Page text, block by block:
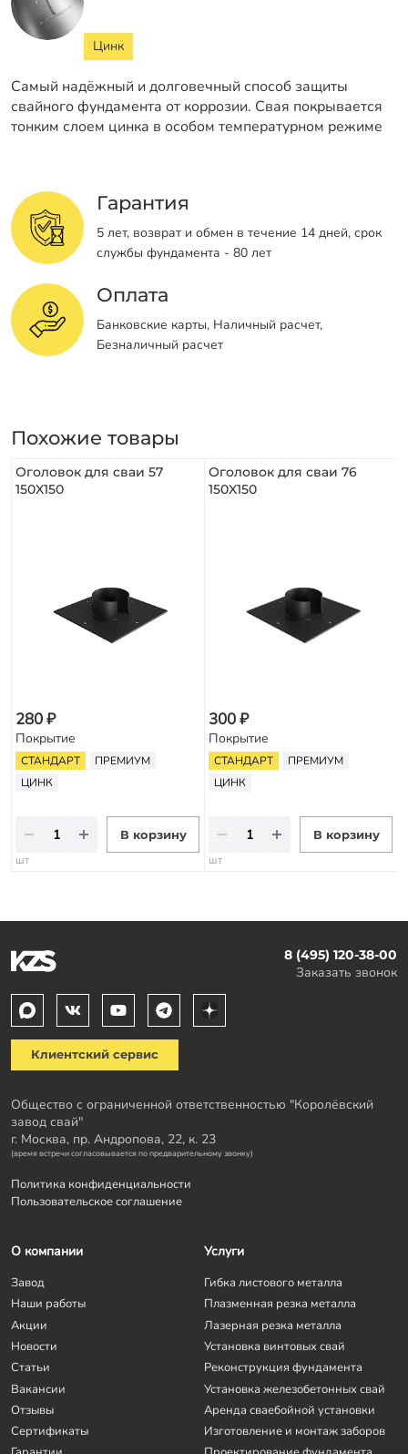
Цинк
Самый надёжный и долговечный способ защиты
свайного фундамента от коррозии. Свая покрывается
тонким слоем цинка в особом температурном режиме
Гарантия
5 лет, возврат и обмен в течение 14 дней, срок
службы фундамента - 80 лет
Оплата
Банковские карты, Наличный расчет,
Безналичный расчет
Похожие товары
Оголовок для сваи 57
150X150
280 ₽
Покрытие
СТАНДАРТ
ПРЕМИУМ
ЦИНК
В корзину
шт
Оголовок для сваи 76
150X150
300 ₽
Покрытие
СТАНДАРТ
ПРЕМИУМ
ЦИНК
В корзину
шт
8 (495) 120-38-00
Заказать звонок
Клиентский сервис
Общество с ограниченной ответственностью "Королёвский
завод свай"
г. Москва, пр. Андропова, 22, к. 23
(время встречи согласовывается по предварительному звонку)
Политика конфиденциальности
Пользовательское соглашение
О компании
Завод
Наши работы
Акции
Новости
Статьи
Вакансии
Отзывы
Сертификаты
Услуги
Гибка листового металла
Плазменная резка металла
Лазерная резка металла
Установка винтовых свай
Реконструкция фундамента
Установка железобетонных свай
Аренда сваебойной установки
Изготовление и монтаж заборов